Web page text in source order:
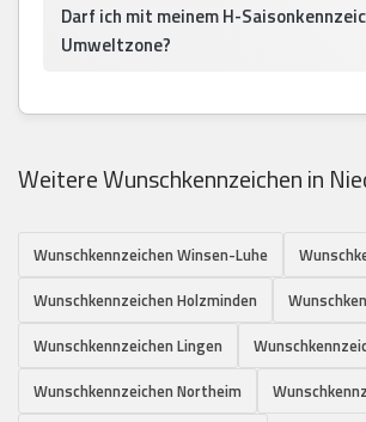
Darf ich mit meinem H-
Umweltzone?
Weitere Wunschkennzeichen in
Wunschkennzeichen Winsen-Luhe
Wunschkennzeichen Holzminden
Wunschkennzeichen Lingen
Wunschkennzeichen Northeim